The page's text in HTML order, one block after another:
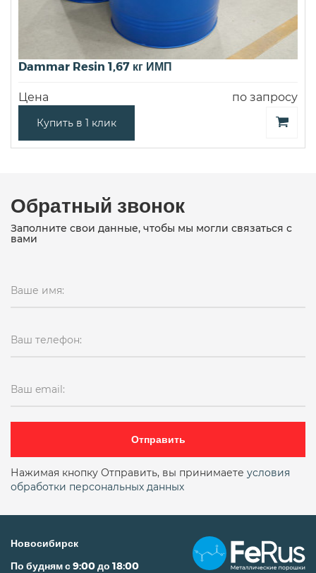
Dammar Resin 1,67 кг ИМП
Цена по запросу
Купить в 1 клик
Обратный звонок
Заполните свои данные, чтобы мы могли связаться с
вами
Ваше имя:
Ваш телефон:
Ваш email:
Отправить
Нажимая кнопку Отправить, вы принимаете условия
обработки персональных данных
Новосибирск
По будням с 9:00 до 18:00